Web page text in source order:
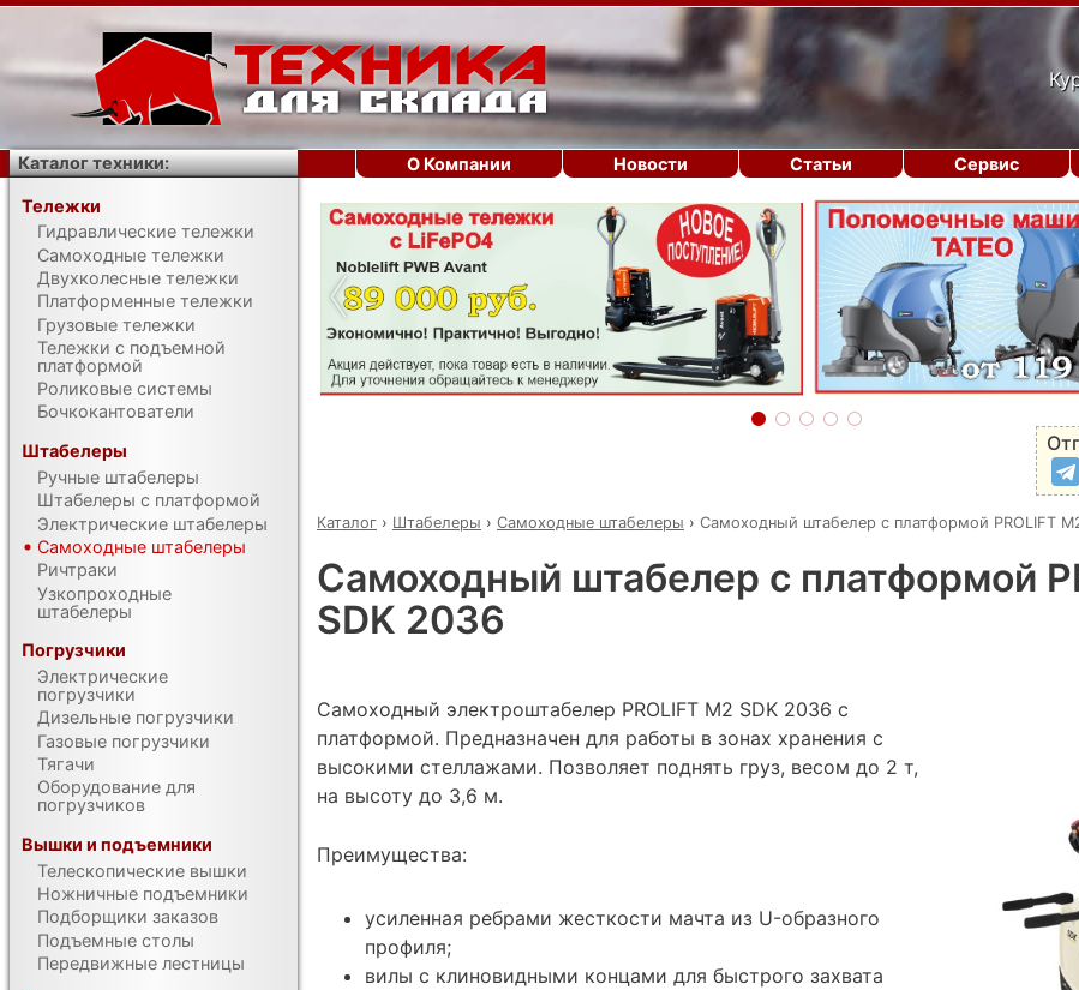
‹
Каталог › Штабелеры › Самоходные штабелеры › Самоходный штабелер с платформой PROLIFT
Самоходный штабелер с платформой
SDK 2036
Самоходный электроштабелер PROLIFT M2 SDK 2036 с
платформой. Предназначен для работы в зонах хранения с
высокими стеллажами. Позволяет поднять груз, весом до 2 т,
на высоту до 3,6 м.
Преимущества:
усиленная ребрами жесткости мачта из U-образного
профиля;
вилы с клиновидными концами для быстрого захвата
О Компании Новости Статьи Сервис
Каталог техники:
Тележки
Гидравлические тележки
Самоходные тележки
Двухколесные тележки
Платформенные тележки
Грузовые тележки
Тележки с подъемной
платформой
Роликовые системы
Бочкокантователи
Штабелеры
Ручные штабелеры
Штабелеры с платформой
Электрические штабелеры
Самоходные штабелеры
Ричтраки
Узкопроходные
штабелеры
Погрузчики
Электрические
погрузчики
Дизельные погрузчики
Газовые погрузчики
Тягачи
Оборудование для
погрузчиков
Вышки и подъемники
Телескопические вышки
Ножничные подъемники
Подборщики заказов
Подъемные столы
Передвижные лестницы